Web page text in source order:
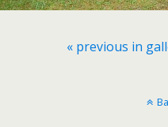
« previous in